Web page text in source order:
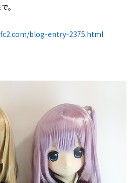
。
blog-entry-2375.html